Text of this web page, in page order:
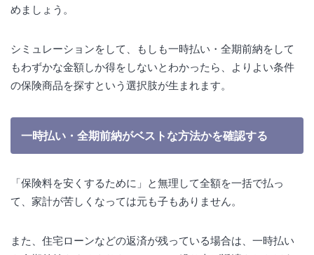
めましょう。
シミュレーションをして、もしも一時払い・全期前納をして
もわずかな金額しか得をしないとわかったら、よりよい条件
の保険商品を探すという選択肢が生まれます。
一時払い・全期前納がベストな方法かを確認する
「保険料を安くするために」と無理して全額を一括で払っ
て、家計が苦しくなっては元も子もありません。
また、住宅ローンなどの返済が残っている場合は、一時払い